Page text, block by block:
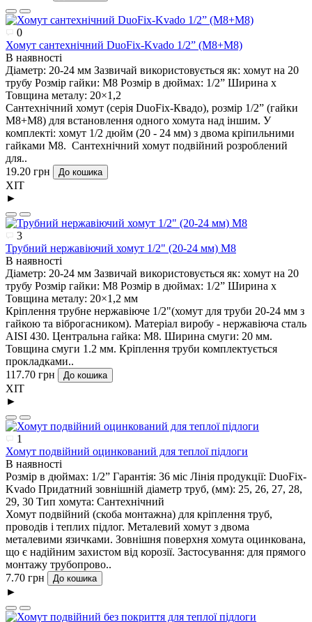
0
Хомут сантехнічний DuoFix-Kvado 1/2” (М8+М8)
В наявності
Діаметр: 20-24 мм Зазвичай використовується як: хомут на 20
трубу Розмір гайки: М8 Розмір в дюймах: 1/2” Ширина х
Товщина металу: 20×1,2
Сантехнічний хомут (серія DuoFix-Квадо), розмір 1/2” (гайки
М8+М8) для встановлення одного хомута над іншим. У
комплекті: хомут 1/2 дюйм (20 - 24 мм) з двома кріпильними
гайками М8. Сантехнічний хомут подвійний розроблений
для..
19.20 грн
До кошика
ХІТ
►
3
Трубний нержавіючий хомут 1/2" (20-24 мм) М8
В наявності
Діаметр: 20-24 мм Зазвичай використовується як: хомут на 20
трубу Розмір гайки: М8 Розмір в дюймах: 1/2” Ширина х
Товщина металу: 20×1,2 мм
Кріплення трубне нержавіюче 1/2"(хомут для труби 20-24 мм з
гайкою та віброгасником). Матеріал виробу - нержавіюча сталь
AISI 430. Центральна гайка: М8. Ширина смуги: 20 мм.
Товщина смуги 1.2 мм. Кріплення труби комплектується
прокладками..
117.70 грн
До кошика
ХІТ
►
1
Хомут подвійний оцинкований для теплої підлоги
В наявності
Розмір в дюймах: 1/2” Гарантія: 36 міс Лінія продукції: DuoFix-
Kvado Придатний зовнішній діаметр труб, (мм): 25, 26, 27, 28,
29, 30 Тип хомута: Сантехнічний
Хомут подвійний (скоба монтажна) для кріплення труб,
проводів і теплих підлог. Металевий хомут з ​​двома
металевими язичками. Зовнішня поверхня хомута оцинкована,
що є надійним захистом від корозії. Застосування: для прямого
монтажу трубопрово..
7.70 грн
До кошика
►